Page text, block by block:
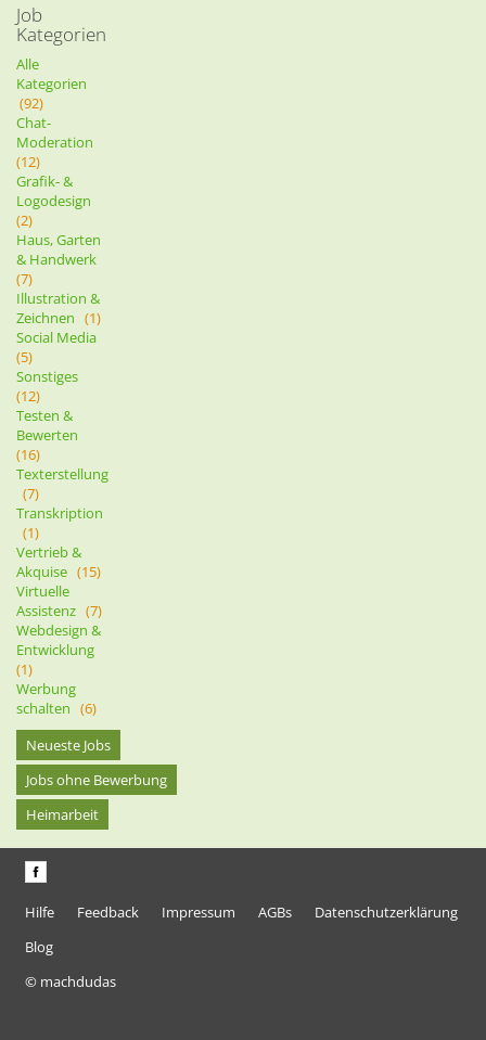
Job
Kategorien
Alle
Kategorien
(92)
Chat-
Moderation
(12)
Grafik- &
Logodesign
(2)
Haus, Garten
& Handwerk
(7)
Illustration &
Zeichnen (1)
Social Media
(5)
Sonstiges
(12)
Testen &
Bewerten
(16)
Texterstellung
(7)
Transkription
(1)
Vertrieb &
Akquise (15)
Virtuelle
Assistenz (7)
Webdesign &
Entwicklung
(1)
Werbung
schalten (6)
Neueste Jobs
Jobs ohne Bewerbung
Heimarbeit
Hilfe Feedback Impressum AGBs
Datenschutzerklärung
Blog
© machdudas